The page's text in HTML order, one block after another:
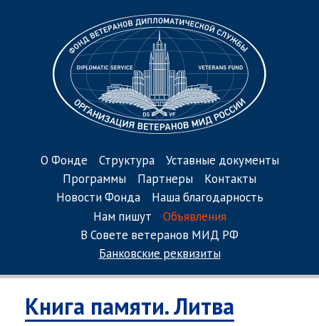
О Фонде Структура
Уставные документы
Программы
Партнеры
Контакты
Новости Фонда
Наша благодарность
Нам пишут
Объявления
В Совете ветеранов МИД РФ
Банковские реквизиты
Книга памяти. Литва